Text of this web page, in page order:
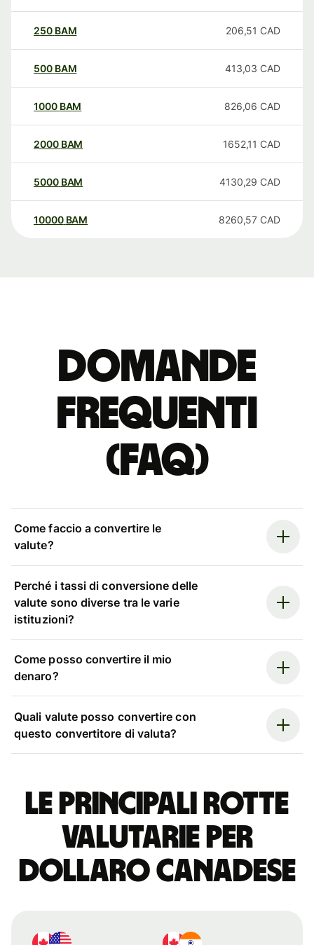
250 BAM 206,51 CAD
500 BAM 413,03 CAD
1000 BAM 826,06 CAD
2000 BAM 1652,11 CAD
5000 BAM 4130,29 CAD
10000 BAM 8260,57 CAD
Domande
Frequenti
(FAQ)
Come faccio a convertire le
valute?
Perché i tassi di conversione delle
valute sono diverse tra le varie
istituzioni?
Come posso convertire il mio
denaro?
Quali valute posso convertire con
questo convertitore di valuta?
Le principali rotte
valutarie per
dollaro canadese